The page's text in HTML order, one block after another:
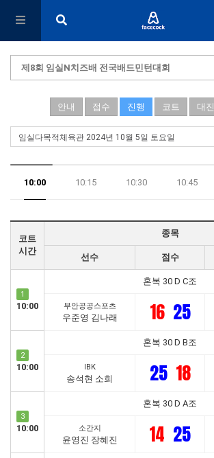
제8회 임실N치즈배 전국배드민턴대회
안내 접수 진행 코트 대진
10:00 10:15 10:30 10:45
코트
시간
종목
선수 점수
1
10:00
혼복 30 D C조
부안공공스포츠
우준영 김나래 16 25
2
10:00
혼복 30 D B조
IBK
송석현 소희 25 18
3
10:00
혼복 30 D A조
소간지
윤영진 장혜진 14 25